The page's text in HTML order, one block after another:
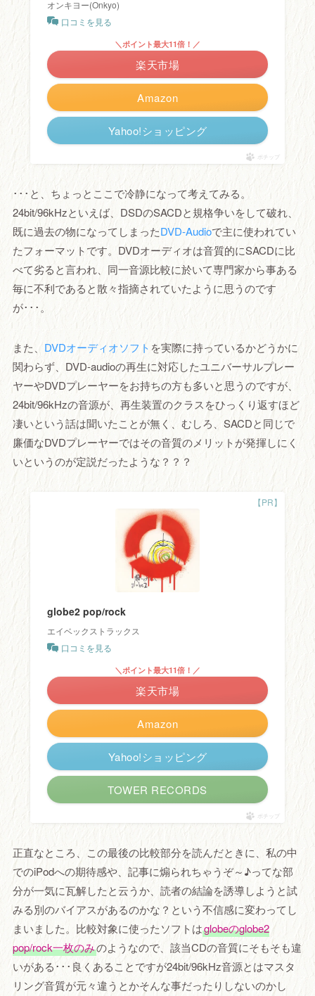
オンキヨー(Onkyo)
口コミを見る
Amazon
＼ポイント最大11倍！／
楽天市場
Yahoo!ショッピング
ポチップ
･･･と、ちょっとここで冷静になって考えてみる。
24bit/96kHzといえば、DSDのSACDと規格争いをして破れ、
既に過去の物になってしまったDVD-Audioで主に使われてい
たフォーマットです。DVDオーディオは音質的にSACDに比
べて劣ると言われ、同一音源比較に於いて専門家から事ある
毎に不利であると散々指摘されていたように思うのです
が･･･。
また、 DVDオーディオソフト を実際に持っているかどうかに
関わらず、DVD-audioの再生に対応したユニバーサルプレー
ヤーやDVDプレーヤーをお持ちの方も多いと思うのですが、
24bit/96kHzの音源が、再生装置のクラスをひっくり返すほど
凄いという話は聞いたことが無く、むしろ、SACDと同じで
廉価なDVDプレーヤーではその音質のメリットが発揮しにく
いというのが定説だったような？？？
globe2 pop/rock
エイベックストラックス
口コミを見る
Amazon
＼ポイント最大11倍！／
楽天市場
Yahoo!ショッピング
TOWER RECORDS
ポチップ
正直なところ、この最後の比較部分を読んだときに、私の中
でのiPodへの期待感や、記事に煽られちゃうぞ～♪ってな部
分が一気に瓦解したと云うか、読者の結論を誘導しようと試
みる別のバイアスがあるのかな？という不信感に変わってし
まいました。比較対象に使ったソフトはglobeのglobe2
pop/rock一枚のみのようなので、該当CDの音質にそもそも違
いがある･･･良くあることですが24bit/96kHz音源とはマスタ
リング音質が元々違うとかそんな事だったりしないのかし